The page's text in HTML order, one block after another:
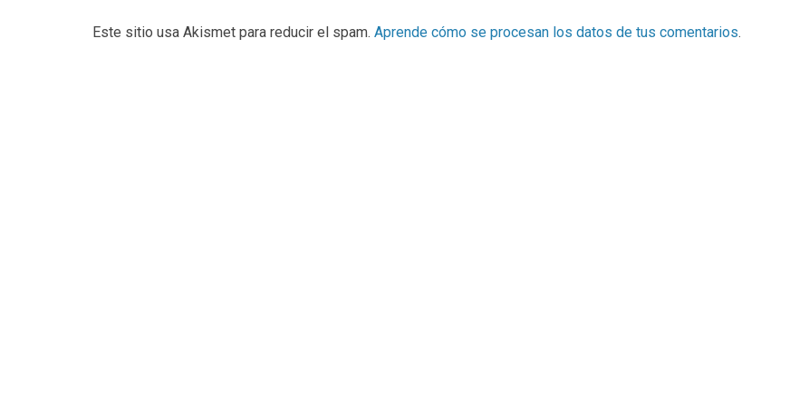
Este sitio usa Akismet para reducir el spam. Aprende cómo se procesan los datos de tus comentarios.